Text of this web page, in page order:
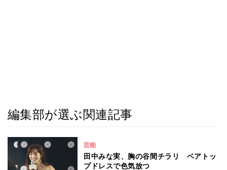
編集部が選ぶ関連記事
芸能
田中みな実、胸の谷間チラリ ベアトッ
プドレスで色気放つ